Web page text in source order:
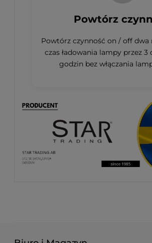
Powtórz
Powtórz czynność on / off dwa
czas ładowania lampy przez 3
godzin bez włączania